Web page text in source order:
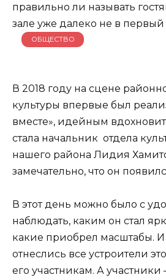
правильно ли называть
зале уже далеко не в первый
ОБЩЕСТВО
В 2018 году на сцене
культуры впервые был
вместе», идейным
стала начальник отдела
нашего района Лидия
замечательно, что он
В этот день можно было с
наблюдать, каким он стал
какие приобрел масштабы. И
отнеслись все устроители
его участникам. А участники